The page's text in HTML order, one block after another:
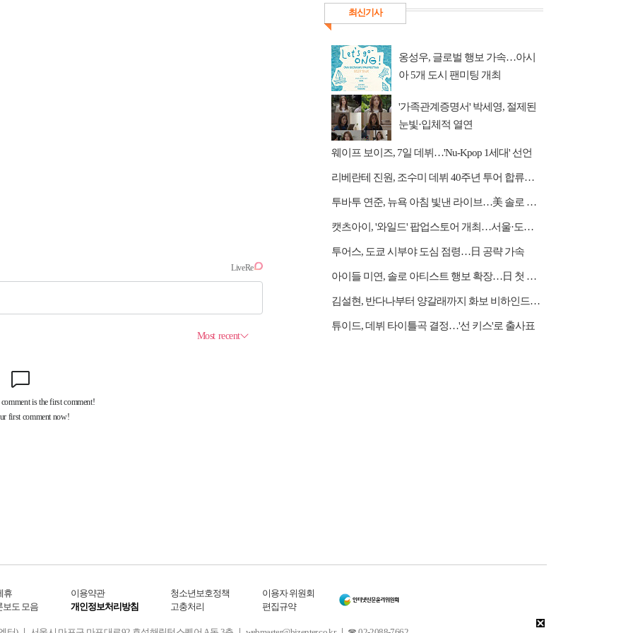
최신기사
옹성우, 글로벌 행보 가속…아시
아 5개 도시 팬미팅 개최
'가족관계증명서' 박세영, 절제된
눈빛·입체적 열연
웨이프 보이즈, 7일 데뷔…'Nu-Kpop 1세대' 선언
리베란테 진원, 조수미 데뷔 40주년 투어 합류…듀엣·아리아 가창
투바투 연준, 뉴욕 아침 빛낸 라이브…美 솔로 활동 포문
캣츠아이, '와일드' 팝업스토어 개최…서울·도쿄서 팬 소통
투어스, 도쿄 시부야 도심 점령…日 공략 가속
아이들 미연, 솔로 아티스트 행보 확장…日 첫 디싱 발매 예고
김설현, 반다나부터 양갈래까지 화보 비하인드…감각적 미학 완성
튜이드, 데뷔 타이틀곡 결정…'선 키스'로 출사표
휴
보도 모음
이용약관
개인정보처리방침
청소년보호정책
고충처리
이용자 위원회
편집규약